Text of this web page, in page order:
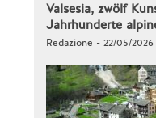
Valsesia, zwölf
Jahrhunderte
Redazione - 22/05/2026